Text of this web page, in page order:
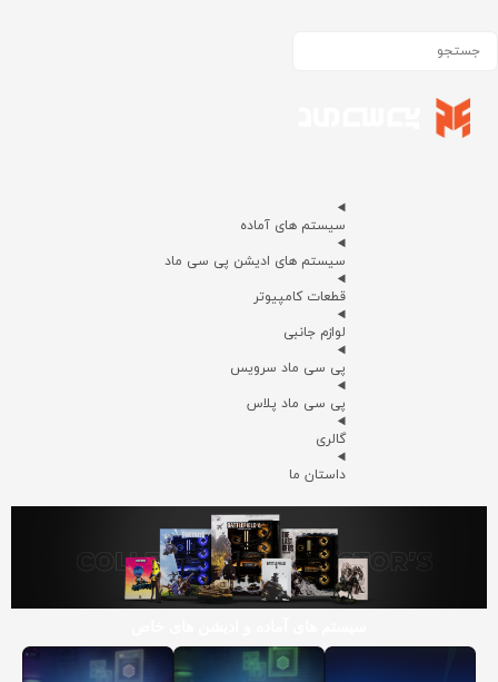
سیستم های آماده
سیستم های ادیشن پی سی ماد
قطعات کامپیوتر
لوازم جانبی
پی سی ماد سرویس
پی سی ماد پلاس
گالری
داستان ما